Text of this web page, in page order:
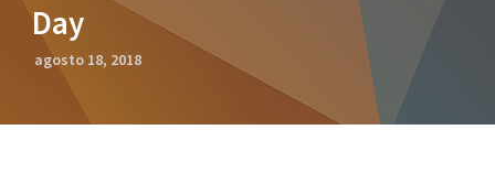
Day
agosto 18, 2018